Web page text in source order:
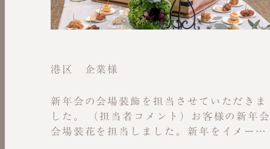
かけて最終仕上げを行い、完成度を高めま
した。作品の大きさは高さ約2メートルと
もお花見を楽しんでいただける空間を演出
髙橋 麻美
港区 企業様
新年会の会場装飾を担当させていただきま
した。 （担当者コメント）お客様の新年
会場装花を担当しました。新年をイメージ